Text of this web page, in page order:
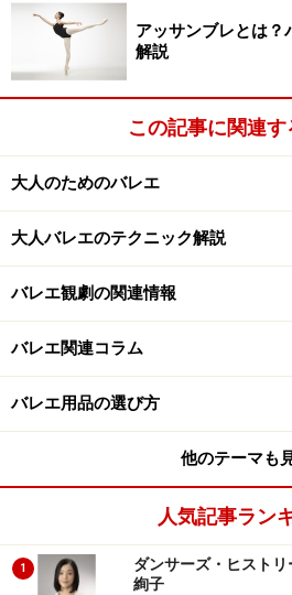
としては、山本さんに持っても
山本さんには本当に迷惑をかけた
※記事内容は執筆時点のものです。最
アッサンブレとは？
解説
この記事に関連す
大人のためのバレエ
大人バレエのテクニック解説
バレエ観劇の関連情報
バレエ関連コラム
バレエ用品の選び方
他のテーマも
人気記事ラン
1
ダンサーズ・ヒスト
絢子